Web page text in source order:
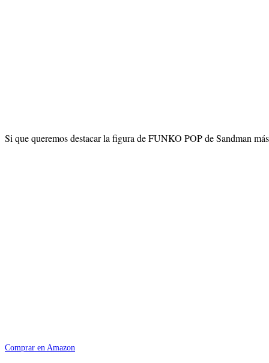
Si que queremos destacar la figura de FUNKO POP de Sandman
Comprar en Amazon